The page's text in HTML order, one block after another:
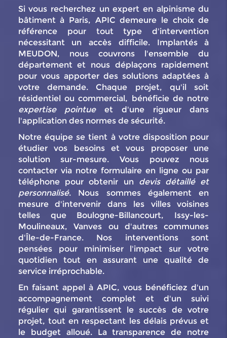
Si vous recherchez un expert en alpinisme du
bâtiment à Paris, APIC demeure le choix de
référence pour tout type d'intervention
nécessitant un accès difficile. Implantés à
MEUDON, nous couvrons l'ensemble du
département et nous déplaçons rapidement
pour vous apporter des solutions adaptées à
votre demande. Chaque projet, qu'il soit
résidentiel ou commercial, bénéficie de notre
expertise pointueet d'une rigueur dans
l'application des normes de sécurité.
Notre équipe se tient à votre disposition pour
étudier vos besoins et vous proposer une
solution sur-mesure. Vous pouvez nous
contacter via notre formulaire en ligne ou par
téléphone pour obtenir un devis détaillé et
personnalisé. Nous sommes également en
mesure d'intervenir dans les villes voisines
telles que Boulogne-Billancourt, Issy-les-
Moulineaux, Vanves ou d'autres communes
d'Île-de-France. Nos interventions sont
pensées pour minimiser l'impact sur votre
quotidien tout en assurant une qualité de
service irréprochable.
En faisant appel à APIC, vous bénéficiez d'un
accompagnement complet et d'un suivi
régulier qui garantissent le succès de votre
projet, tout en respectant les délais prévus et
le budget alloué. La transparence de notre